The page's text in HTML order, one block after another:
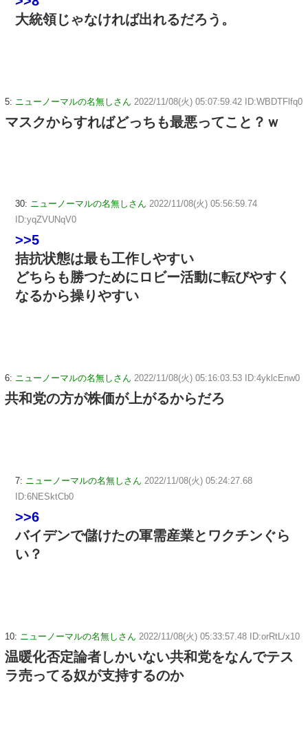
大統領じゃなければ出れるだろう。
5: ニューノーマルの名無しさん 2022/11/08(火) 05:07:59.42 ID:WBDTFlfq0
マスクからすればどっちも最悪ってこと？ｗ
30: ニューノーマルの名無しさん 2022/11/08(火) 05:56:59.74
ID:yqZVUNqV0
>>5
拮抗状態は最も工作しやすい
どちらも勝つためにロビー活動に転びやすく
なるから操りやすい
6: ニューノーマルの名無しさん 2022/11/08(火) 05:16:03.53 ID:4yklcEnw0
共和党の方が株価が上がるからだろ
7: ニューノーマルの名無しさん 2022/11/08(火) 05:24:27.68
ID:6NESktCb0
>>6
バイデンで儲けたの軍需産業とワクチンぐら
い？
10: ニューノーマルの名無しさん 2022/11/08(火) 05:33:57.48 ID:orRtL/x10
温暖化否定論者しかいない共和党をなんでテス
ラ売ってる奴が支持するのか